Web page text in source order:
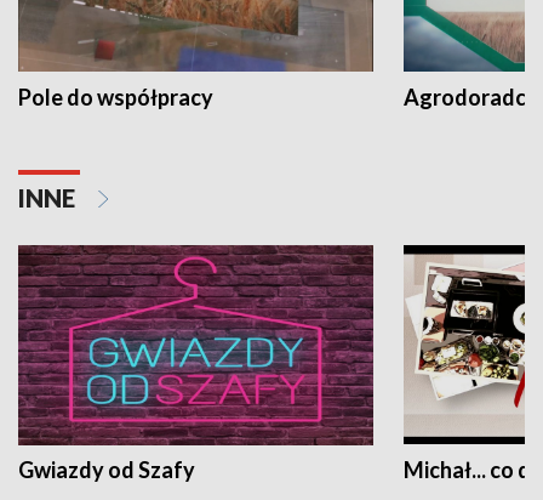
Pole do współpracy Agrodoradcy
INNE
Gwiazdy od Szafy Michał... co